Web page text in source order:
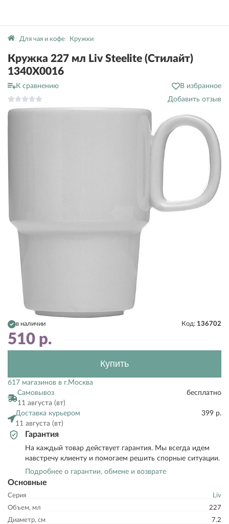
Для чая и кофе Кружки
Кружка 227 мл Liv Steelite (Стилайт)
1340X0016
К сравнению
В избранное
Добавить отзыв
Основные
Серия
Liv
Объем, мл
227
Диаметр, см
7.2
в наличии Код: 136702
510 р.
Купить
617 магазинов в г.Москва
Самовывоз
11 августа (вт)
бесплатно
Доставка курьером
11 августа (вт)
399 р.
Гарантия
На каждый товар действует гарантия. Мы всегда идем
навстречу клиенту и помогаем решить спорные ситуации.
Подробнее о гарантии, обмене и возврате